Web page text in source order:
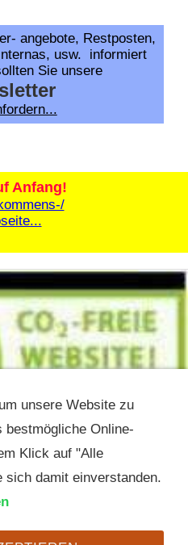
angebote, Restposten,
usw. informiert
Sie unsere
Anfang!
Kontakt
unsere Website zu
bestmögliche Online-
Klick auf "Alle
sich damit einverstanden.